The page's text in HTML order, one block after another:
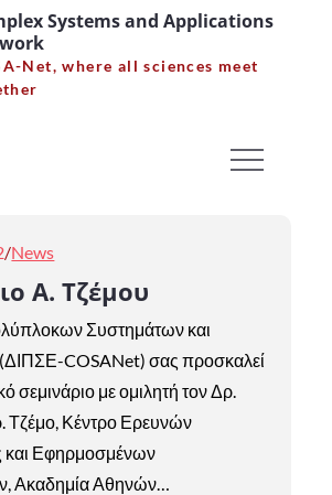
Systems and Applications
Net, where all sciences meet
News
Α. Τζέμου
Συστημάτων και
COSANet) σας προσκαλεί
σεμινάριο με ομιλητή τον Δρ.
Τζέμο, Κέντρο Ερευνών
και Εφηρμοσμένων
Ακαδημία Αθηνών…